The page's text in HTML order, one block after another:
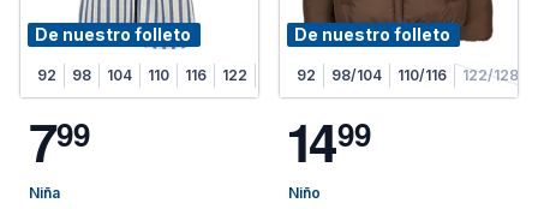
De nuestro folleto
92 98 104 110 116 122
799
Niña
De nuestro folleto
92 98/104 110/116 122/128
1499
Niño